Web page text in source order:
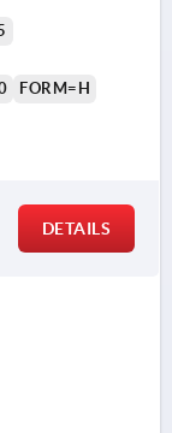
FORM=H
DETAILS